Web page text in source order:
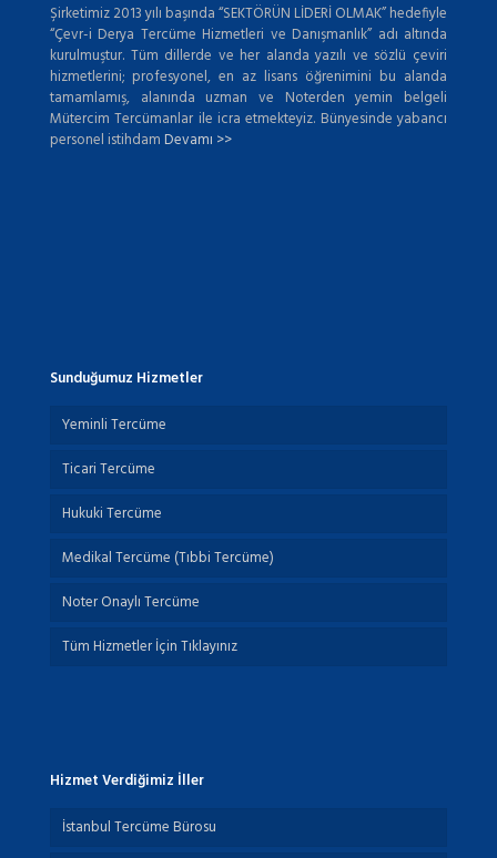
Şirketimiz 2013 yılı başında “SEKTÖRÜN LİDERİ OLMAK” hedefiyle
“Çevr-i Derya Tercüme Hizmetleri ve Danışmanlık” adı altında
kurulmuştur. Tüm dillerde ve her alanda yazılı ve sözlü çeviri
hizmetlerini; profesyonel, en az lisans öğrenimini bu alanda
tamamlamış, alanında uzman ve Noterden yemin belgeli
Mütercim Tercümanlar ile icra etmekteyiz. Bünyesinde yabancı
personel istihdamDevamı >>
Sunduğumuz Hizmetler
Yeminli Tercüme
Ticari Tercüme
Hukuki Tercüme
Medikal Tercüme (Tıbbi Tercüme)
Noter Onaylı Tercüme
Tüm Hizmetler İçin Tıklayınız
Hizmet Verdiğimiz İller
İstanbul Tercüme Bürosu